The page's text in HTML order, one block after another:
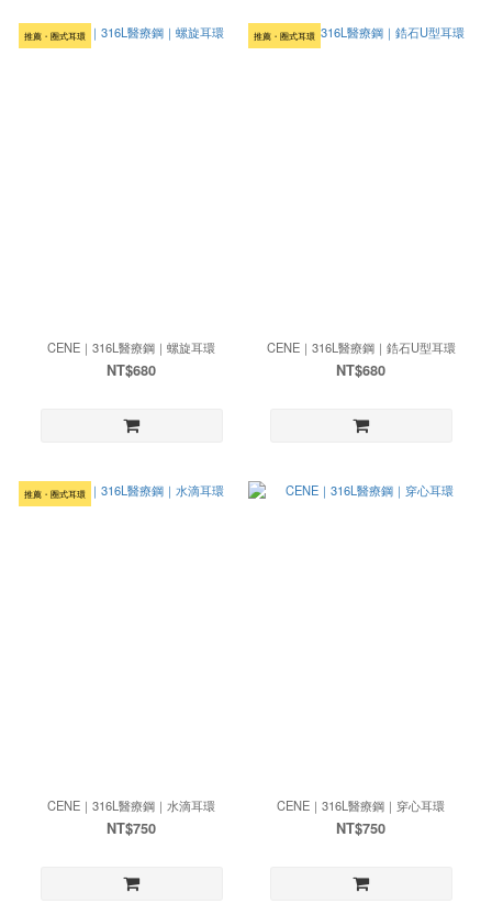
推薦・圈式耳環
CENE｜316L醫療鋼｜螺旋耳環
NT$680
推薦・圈式耳環
CENE｜316L醫療鋼｜鋯石U型耳環
NT$680
推薦・圈式耳環
CENE｜316L醫療鋼｜水滴耳環
NT$750
CENE｜316L醫療鋼｜穿心耳環
NT$750